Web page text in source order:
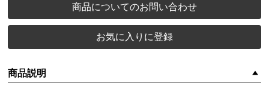
商品についてのお問い合わせ
お気に入りに登録
商品説明